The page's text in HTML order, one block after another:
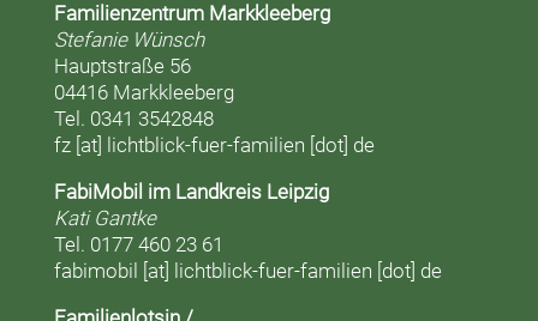
Familienzentrum Markkleeberg
Stefanie Wünsch
Hauptstraße 56
04416 Markkleeberg
Tel. 0341 3542848
fz [at] lichtblick-fuer-familien [dot] de
FabiMobil im Landkreis Leipzig
Kati Gantke
Tel. 0177 460 23 61
fabimobil [at] lichtblick-fuer-familien [dot] de